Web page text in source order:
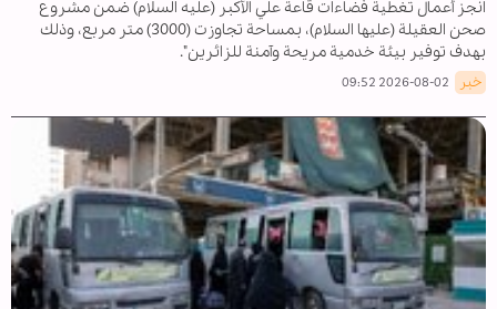
انجز أعمال تغطية فضاءات قاعة علي الأكبر (عليه السلام) ضمن مشروع
صحن العقيلة (عليها السلام)، بمساحة تجاوزت (3000) متر مربع، وذلك
بهدف توفير بيئة خدمية مريحة وآمنة للزائرين".
خبر 2026-08-02 09:52